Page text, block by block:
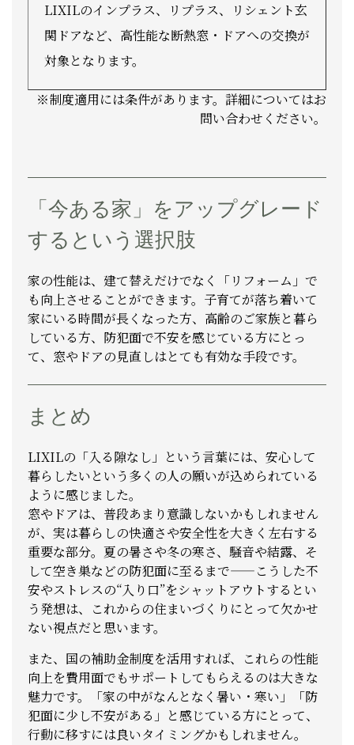
LIXILのインプラス、リプラス、リシェント玄
関ドアなど、高性能な断熱窓・ドアへの交換が
対象となります。
※制度適用には条件があります。詳細についてはお
問い合わせください。
「今ある家」をアップグレード
するという選択肢
家の性能は、建て替えだけでなく「リフォーム」で
も向上させることができます。子育てが落ち着いて
家にいる時間が長くなった方、高齢のご家族と暮ら
している方、防犯面で不安を感じている方にとっ
て、窓やドアの見直しはとても有効な手段です。
まとめ
LIXILの「入る隙なし」という言葉には、安心して
暮らしたいという多くの人の願いが込められている
ように感じました。
窓やドアは、普段あまり意識しないかもしれません
が、実は暮らしの快適さや安全性を大きく左右する
重要な部分。夏の暑さや冬の寒さ、騒音や結露、そ
して空き巣などの防犯面に至るまで——こうした不
安やストレスの“入り口”をシャットアウトするとい
う発想は、これからの住まいづくりにとって欠かせ
ない視点だと思います。
また、国の補助金制度を活用すれば、これらの性能
向上を費用面でもサポートしてもらえるのは大きな
魅力です。「家の中がなんとなく暑い・寒い」「防
犯面に少し不安がある」と感じている方にとって、
行動に移すには良いタイミングかもしれません。